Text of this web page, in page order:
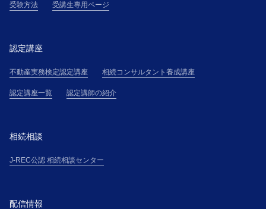
いう）に基づき算定される受講料金を支払うものとし
１．本講座の受講希望者（以下「受講希望者」とい
う）は、本サイト上に掲載する手続、または主催者の
申込」という)を行ない、氏名・住所・電話番号その他
して提供するものとします。
２．受講者が、本講座を勤務先等の所属団体（以下
「所属団体」という）を通じて申し込む場合（以下、
して、本規約に基づく義務を負うものとします。
受験方法 受講生専用ページ
認定講座
不動産実務検定認定講座 相続コンサルタント養成講座
認定講座一覧 認定講師の紹介
相続相談
J-REC公認 相続相談センター
配信情報